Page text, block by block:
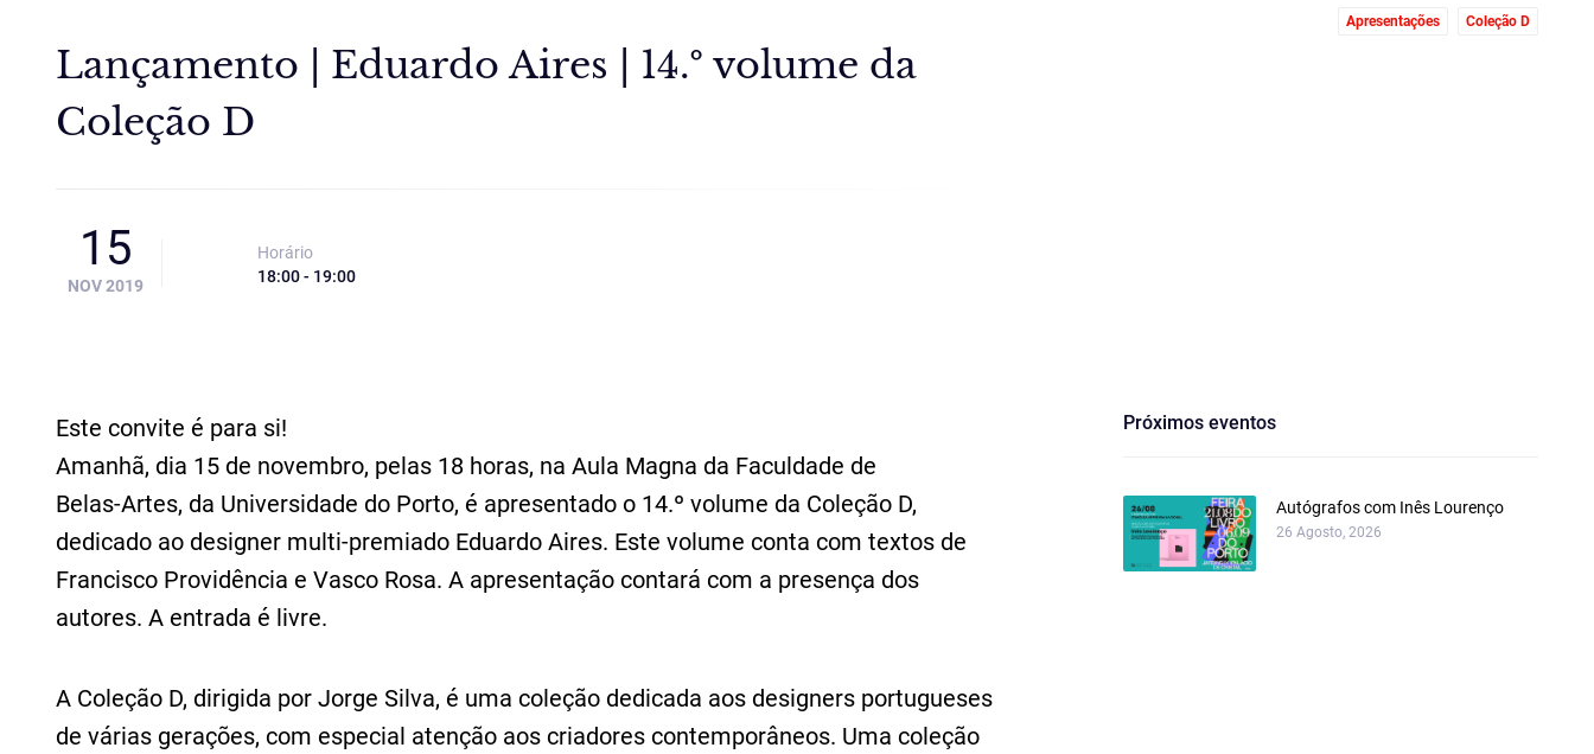
Lançamento | Eduardo Aires | 14.º volume da
Coleção D
Apresentações Coleção D
15
NOV 2019
Horário
18:00 - 19:00
Este convite é para si!
Amanhã, dia 15 de novembro, pelas 18 horas, na Aula Magna da Faculdade de
Belas‑Artes, da Universidade do Porto, é apresentado o 14.º volume da Coleção D,
dedicado ao designer multi-premiado Eduardo Aires. Este volume conta com textos de
Francisco Providência e Vasco Rosa. A apresentação contará com a presença dos
autores. A entrada é livre.
A Coleção D, dirigida por Jorge Silva, é uma coleção dedicada aos designers portugueses
de várias gerações, com especial atenção aos criadores contemporâneos. Uma coleção
Próximos eventos
Autógrafos com Inês Lourenço
26 Agosto, 2026